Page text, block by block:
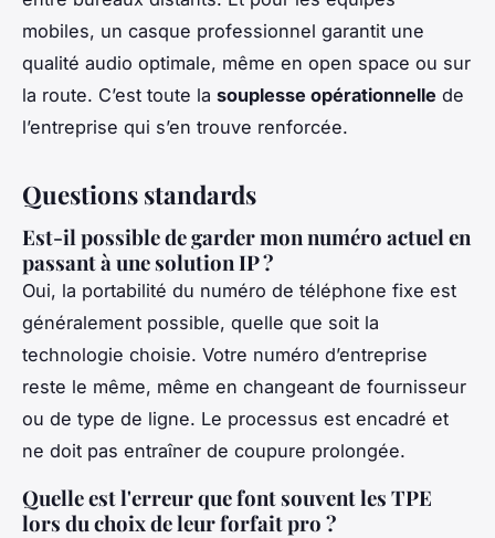
mobiles, un casque professionnel garantit une
qualité audio optimale, même en open space ou sur
la route. C’est toute la souplesse opérationnelle de
l’entreprise qui s’en trouve renforcée.
Questions standards
Est-il possible de garder mon numéro actuel en
passant à une solution IP ?
Oui, la portabilité du numéro de téléphone fixe est
généralement possible, quelle que soit la
technologie choisie. Votre numéro d’entreprise
reste le même, même en changeant de fournisseur
ou de type de ligne. Le processus est encadré et
ne doit pas entraîner de coupure prolongée.
Quelle est l'erreur que font souvent les TPE
lors du choix de leur forfait pro ?